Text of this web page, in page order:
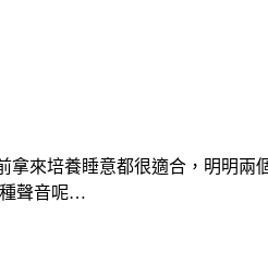
來培養睡意都很適合，明明
種聲音呢…